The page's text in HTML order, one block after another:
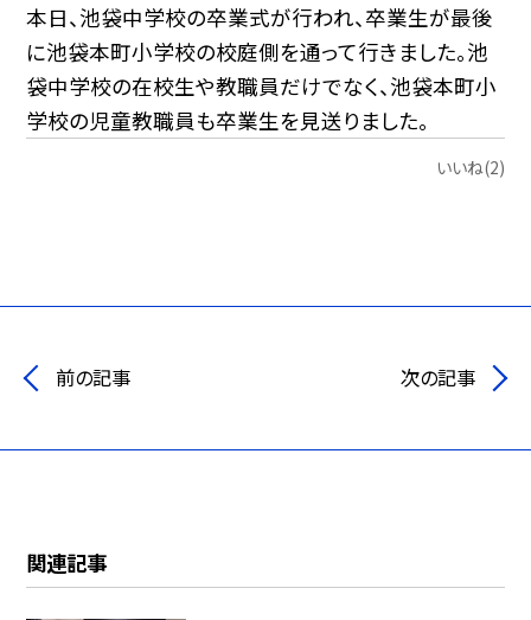
本日、池袋中学校の卒業式が行われ、卒業生が最後
に池袋本町小学校の校庭側を通って行きました。池
袋中学校の在校生や教職員だけでなく、池袋本町小
学校の児童教職員も卒業生を見送りました。
いいね(2)
前の記事 次の記事
関連記事